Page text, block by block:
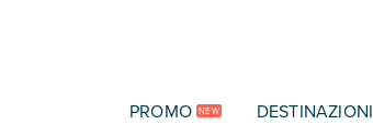
PROMO NEW DESTINAZIONI